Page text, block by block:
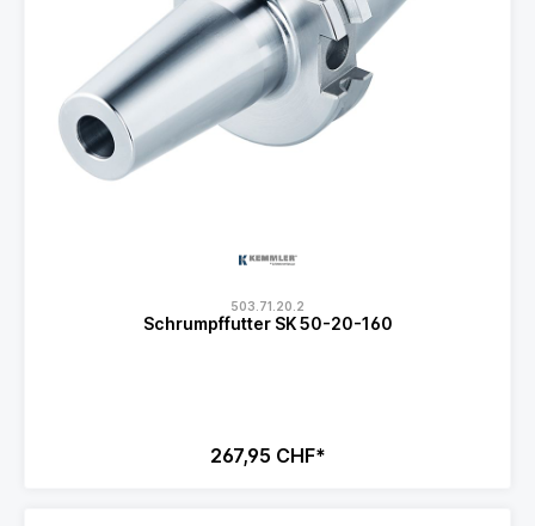
503.71.20.2
Schrumpffutter SK 50-20-160
267,95 CHF*